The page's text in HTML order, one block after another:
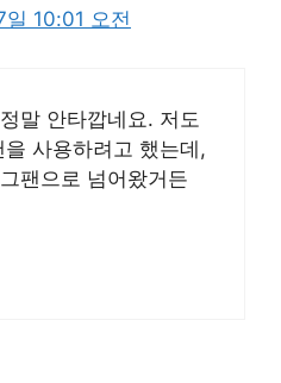
10:01 오전
말 안타깝네요. 저도
사용하려고 했는데,
팬으로 넘어왔거든